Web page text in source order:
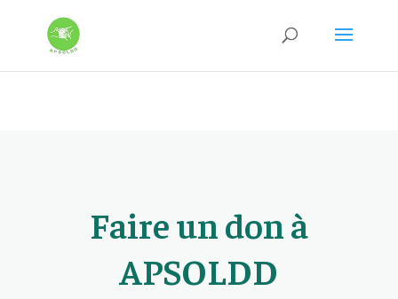
Warning: Constant WP_CRON_LOCK_TIMEOUT already defined in
/htdocs/apsoldd.org/wp-config.php
Faire un don à
APSOLDD